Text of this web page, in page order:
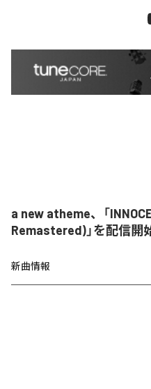
a new atheme、「
Remastered)」を配信開
新曲情報